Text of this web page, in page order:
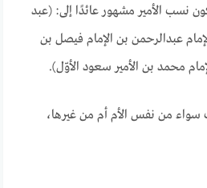
نسب الأمير مشهور عائدًا إلى: (عبد
عبدالرحمن بن الإمام فيصل بن
محمد بن الأمير سعود الأوّل).
سواء من نفس الأم أم من غيرها،